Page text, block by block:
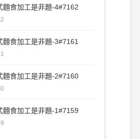
麵食加工是非題-4#7162
麵食加工是非題-3#7161
麵食加工是非題-2#7160
麵食加工是非題-1#7159